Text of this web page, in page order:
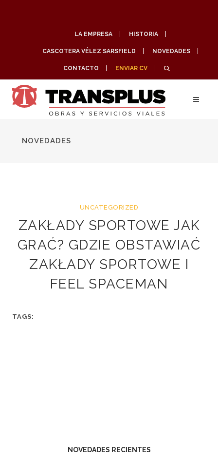
LA EMPRESA HISTORIA
CASCOTERA VÉLEZ SARSFIELD NOVEDADES
CONTACTO ENVIAR CV
NOVEDADES
UNCATEGORIZED
ZAKŁADY SPORTOWE JAK
GRAĆ? GDZIE OBSTAWIAĆ
ZAKŁADY SPORTOWE I
FEEL SPACEMAN
TAGS:
NOVEDADES RECIENTES